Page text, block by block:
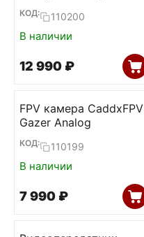
КОД: 110200
В наличии
12 990 ₽
FPV камера CaddxFPV
Gazer Analog
КОД: 110199
В наличии
7 990 ₽